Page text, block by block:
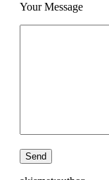
Your Message